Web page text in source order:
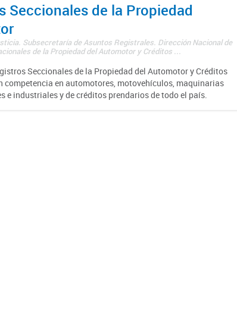
Seccionales de la Propiedad
Subsecretaría de Asuntos Registrales. Dirección Nacional de
de la Propiedad del Automotor y Créditos ...
Seccionales de la Propiedad del Automotor y Créditos
competencia en automotores, motovehículos, maquinarias
e industriales y de créditos prendarios de todo el país.